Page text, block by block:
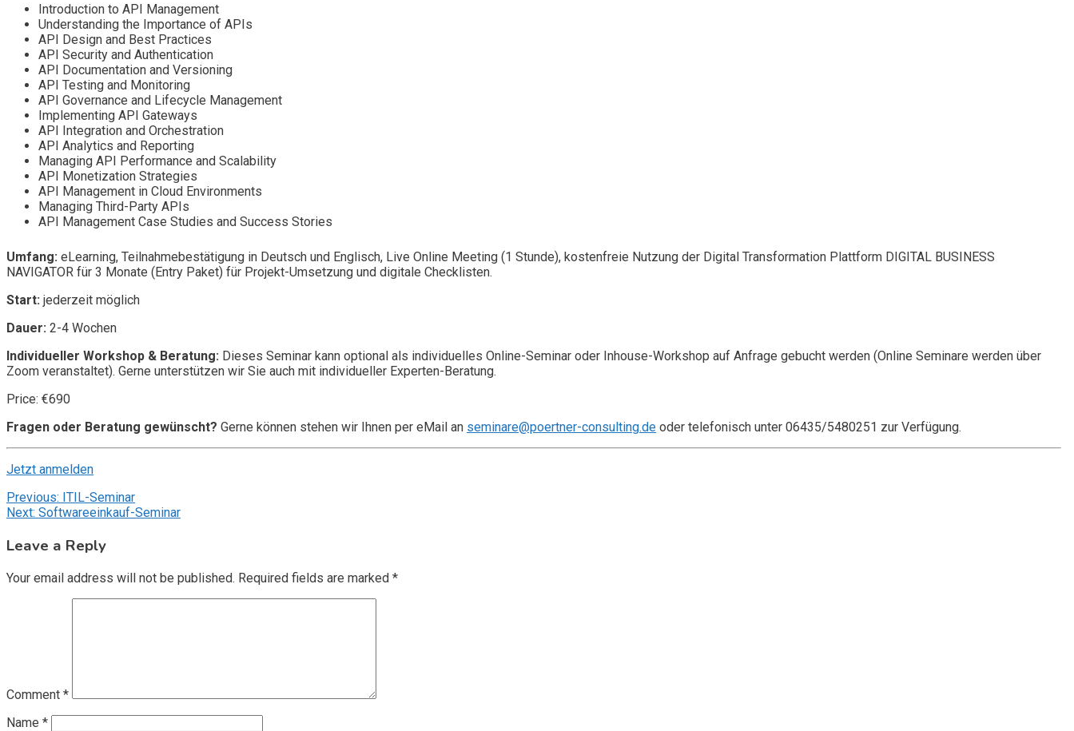
Introduction to API Management
Understanding the Importance of APIs
API Design and Best Practices
API Security and Authentication
API Documentation and Versioning
API Testing and Monitoring
API Governance and Lifecycle Management
Implementing API Gateways
API Integration and Orchestration
API Analytics and Reporting
Managing API Performance and Scalability
API Monetization Strategies
API Management in Cloud Environments
Managing Third-Party APIs
API Management Case Studies and Success Stories
Umfang: eLearning, Teilnahmebestätigung in Deutsch und Englisch, Live Online Meeting (1 Stunde), kostenfreie Nutzung der Digital Transformation Plattform DIGITAL BUSINESS
NAVIGATOR für 3 Monate (Entry Paket) für Projekt-Umsetzung und digitale Checklisten.
Start: jederzeit möglich
Dauer: 2-4 Wochen
Individueller Workshop & Beratung: Dieses Seminar kann optional als individuelles Online-Seminar oder Inhouse-Workshop auf Anfrage gebucht werden (Online Seminare werden über
Zoom veranstaltet). Gerne unterstützen wir Sie auch mit individueller Experten-Beratung.
Price: €690
Fragen oder Beratung gewünscht? Gerne können stehen wir Ihnen per eMail an seminare@poertner-consulting.de oder telefonisch unter 06435/5480251 zur Verfügung.
Jetzt anmelden
Post
navigation
Previous: ITIL-Seminar
Next: Softwareeinkauf-Seminar
Leave a Reply
Your email address will not be published. Required fields are marked *
Comment *
Name *